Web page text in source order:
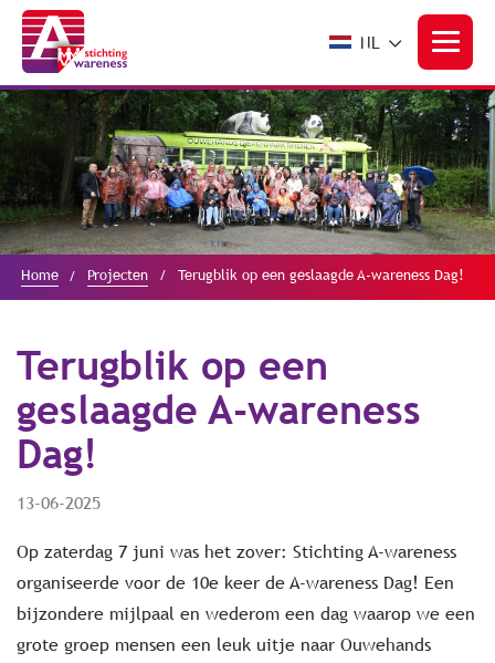
NL
Home Projecten Terugblik op een geslaagde A-wareness Dag!
Terugblik op een
geslaagde A-wareness
Dag!
13-06-2025
Op zaterdag 7 juni was het zover: Stichting A-wareness
organiseerde voor de 10e keer de A-wareness Dag! Een
bijzondere mijlpaal en wederom een dag waarop we een
grote groep mensen een leuk uitje naar Ouwehands